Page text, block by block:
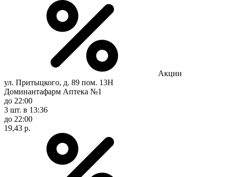
Акции
ул. Притыцкого, д. 89 пом. 13Н
Доминантафарм Аптека №1
до 22:00
3 шт. в 13:36
до 22:00
19,43 р.